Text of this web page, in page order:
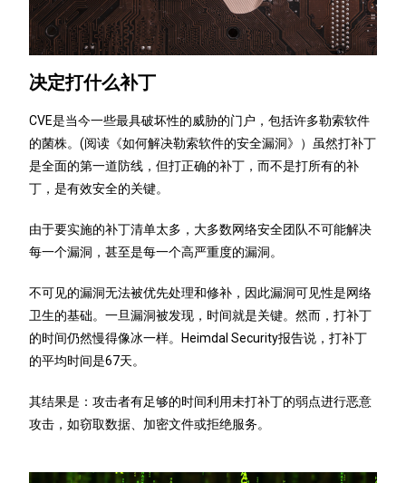
决定打什么补丁
CVE是当今一些最具破坏性的威胁的门户，包括许多勒索软件
的菌株。(阅读《如何解决勒索软件的安全漏洞》）虽然打补丁
是全面的第一道防线，但打正确的补丁，而不是打所有的补
丁，是有效安全的关键。
由于要实施的补丁清单太多，大多数网络安全团队不可能解决
每一个漏洞，甚至是每一个高严重度的漏洞。
不可见的漏洞无法被优先处理和修补，因此漏洞可见性是网络
卫生的基础。一旦漏洞被发现，时间就是关键。然而，打补丁
的时间仍然慢得像冰一样。Heimdal Security报告说，打补丁
的平均时间是67天。
其结果是：攻击者有足够的时间利用未打补丁的弱点进行恶意
攻击，如窃取数据、加密文件或拒绝服务。